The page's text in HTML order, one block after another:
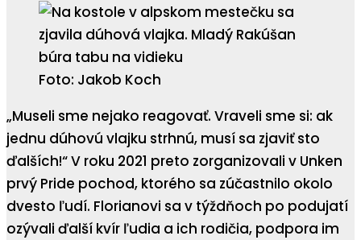
Foto: Jakob Koch
„Museli sme nejako reagovať. Vraveli sme si: ak
jednu dúhovú vlajku strhnú, musí sa zjaviť sto
ďalších!“ V roku 2021 preto zorganizovali v Unken
prvý Pride pochod, ktorého sa zúčastnilo okolo
dvesto ľudí. Florianovi sa v týždňoch po podujatí
ozývali ďalší kvír ľudia a ich rodičia, podpora im